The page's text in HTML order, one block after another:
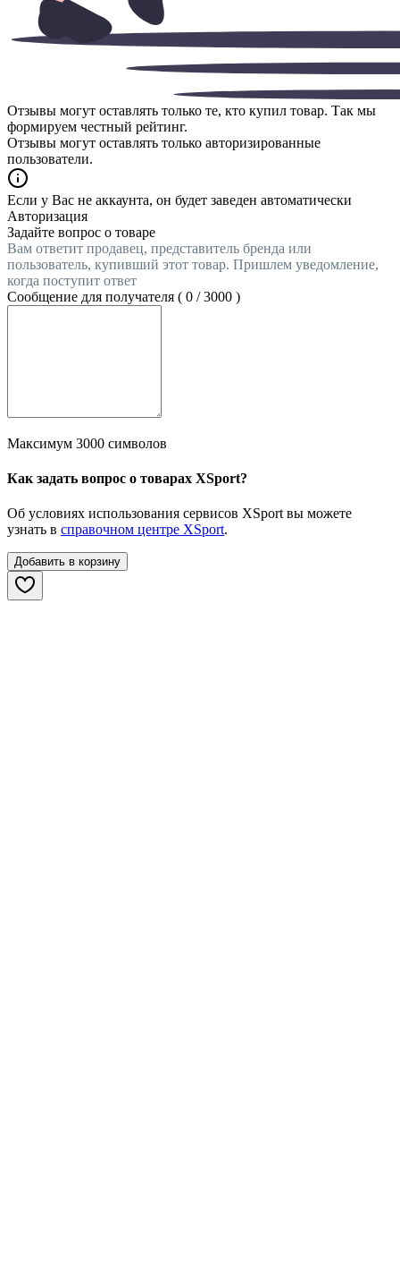
Отзывы могут оставлять только те, кто купил товар. Так мы
формируем честный рейтинг.
Отзывы могут оставлять только авторизированные
пользователи.
Если у Вас не аккаунта, он будет заведен автоматически
Авторизация
Задайте вопрос о товаре
Вам ответит продавец, представитель бренда или
пользователь, купивший этот товар. Пришлем уведомление,
когда поступит ответ
Сообщение для получателя ( 0 /3000 )
Максимум 3000 символов
Как задать вопрос о товарах XSport?
Об условиях использования сервисов XSport вы можете
узнать в справочном центре XSport.
Добавить в корзину